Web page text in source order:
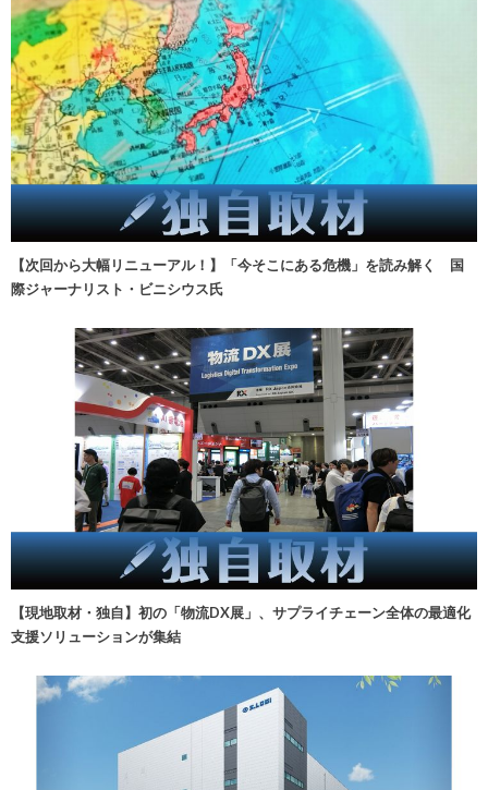
【次回から大幅リニューアル！】「今そこにある危機」を読み解く 国
際ジャーナリスト・ビニシウス氏
【現地取材・独自】初の「物流DX展」、サプライチェーン全体の最適化
支援ソリューションが集結